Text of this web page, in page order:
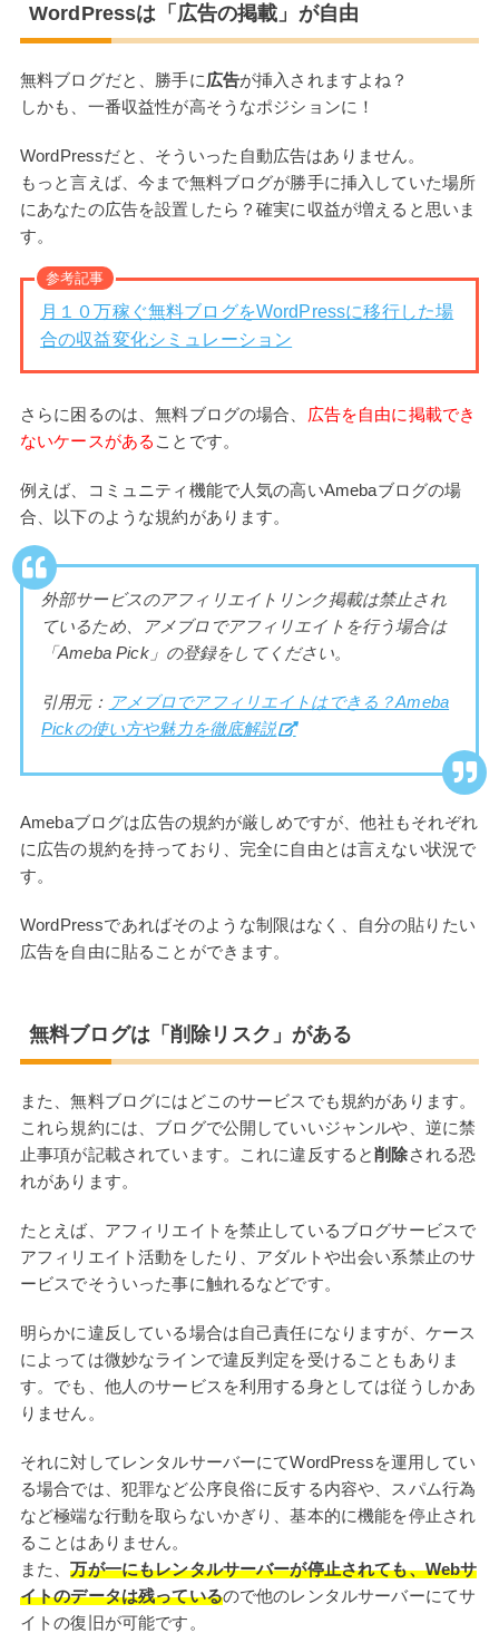
WordPressは「広告の掲載」が自由
無料ブログだと、勝手に広告が挿入されますよね？
しかも、一番収益性が高そうなポジションに！
WordPressだと、そういった自動広告はありません。
もっと言えば、今まで無料ブログが勝手に挿入していた場所
にあなたの広告を設置したら？確実に収益が増えると思いま
す。
参考記事
月１０万稼ぐ無料ブログをWordPressに移行した場
合の収益変化シミュレーション
さらに困るのは、無料ブログの場合、 広告を自由に掲載でき
ないケースがある ことです。
例えば、コミュニティ機能で人気の高いAmebaブログの場
合、以下のような規約があります。
外部サービスのアフィリエイトリンク掲載は禁止され
ているため、アメブロでアフィリエイトを行う場合は
「Ameba Pick」の登録をしてください。
引用元： アメブロでアフィリエイトはできる？Ameba
Pickの使い方や魅力を徹底解説
Amebaブログは広告の規約が厳しめですが、他社もそれぞれ
に広告の規約を持っており、完全に自由とは言えない状況で
す。
WordPressであればそのような制限はなく、自分の貼りたい
広告を自由に貼ることができます。
無料ブログは「削除リスク」がある
また、無料ブログにはどこのサービスでも規約があります。
これら規約には、ブログで公開していいジャンルや、逆に禁
止事項が記載されています。これに違反すると削除される恐
れがあります。
たとえば、アフィリエイトを禁止しているブログサービスで
アフィリエイト活動をしたり、アダルトや出会い系禁止のサ
ービスでそういった事に触れるなどです。
明らかに違反している場合は自己責任になりますが、ケース
によっては微妙なラインで違反判定を受けることもありま
す。でも、他人のサービスを利用する身としては従うしかあ
りません。
それに対してレンタルサーバーにてWordPressを運用してい
る場合では、犯罪など公序良俗に反する内容や、スパム行為
など極端な行動を取らないかぎり、基本的に機能を停止され
ることはありません。
また、万が一にもレンタルサーバーが停止されても、Webサ
イトのデータは残っているので他のレンタルサーバーにてサ
イトの復旧が可能です。